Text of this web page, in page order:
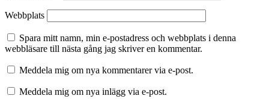
Webbplats
Spara mitt namn, min e-postadress och webbplats i denna
webbläsare till nästa gång jag skriver en kommentar.
Meddela mig om nya kommentarer via e-post.
Meddela mig om nya inlägg via e-post.